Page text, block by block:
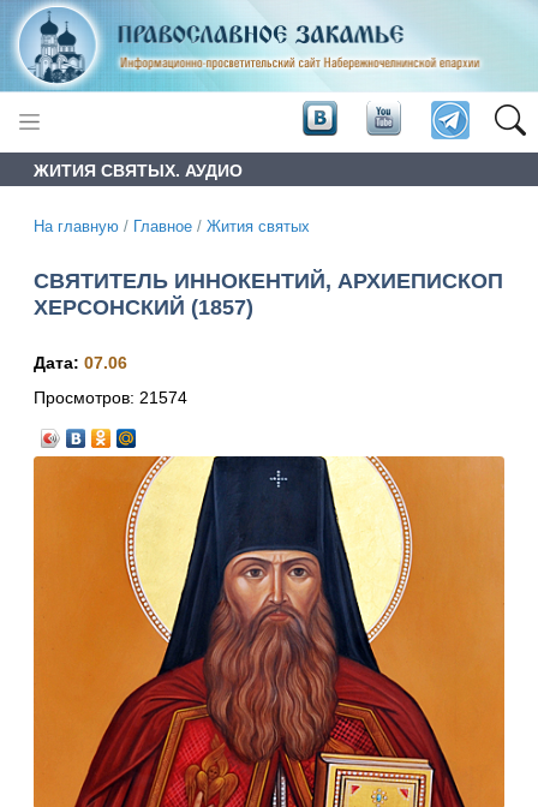
ЖИТИЯ СВЯТЫХ. АУДИО
На главную / Главное / Жития святых
СВЯТИТЕЛЬ ИННОКЕНТИЙ, АРХИЕПИСКОП
ХЕРСОНСКИЙ (1857)
Дата: 07.06
Просмотров: 21574